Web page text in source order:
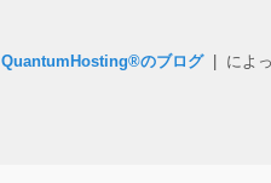
QuantumHosting®のブログ| によっ